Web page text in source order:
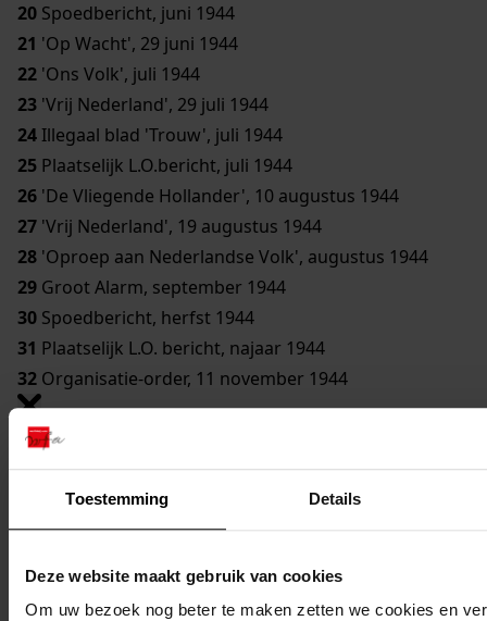
Toestemming Details
Deze website maakt gebruik van cookies
Om uw bezoek nog beter te maken zetten we cookies en
20 Spoedbericht, juni 1944
21 'Op Wacht', 29 juni 1944
22 'Ons Volk', juli 1944
23 'Vrij Nederland', 29 juli 1944
24 Illegaal blad 'Trouw', juli 1944
25 Plaatselijk L.O.bericht, juli 1944
26 'De Vliegende Hollander', 10 augustus 1944
27 'Vrij Nederland', 19 augustus 1944
28 'Oproep aan Nederlandse Volk', augustus 1944
29 Groot Alarm, september 1944
30 Spoedbericht, herfst 1944
31 Plaatselijk L.O. bericht, najaar 1944
32 Organisatie-order, 11 november 1944
0027 Documentatie R. Hovenga bij "Andijkers in
verzet"
Inventaris